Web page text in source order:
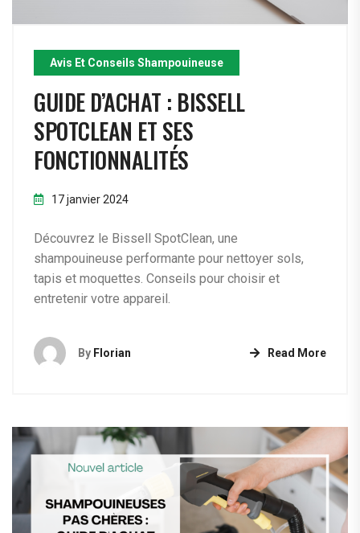
Avis Et Conseils Shampouineuse
GUIDE D’ACHAT : BISSELL
SPOTCLEAN ET SES
FONCTIONNALITÉS
17 janvier 2024
Découvrez le Bissell SpotClean, une
shampouineuse performante pour nettoyer sols,
tapis et moquettes. Conseils pour choisir et
entretenir votre appareil.
By Florian Read More